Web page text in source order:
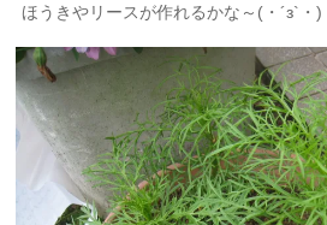
ほうきやリースが作れるかな～(・´з`・)